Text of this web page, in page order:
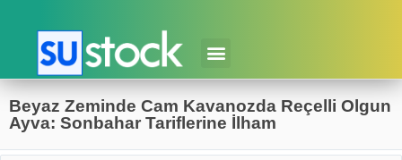
Beyaz Zeminde Cam Kavanozda Reçelli Olgun
Ayva: Sonbahar Tariflerine İlham